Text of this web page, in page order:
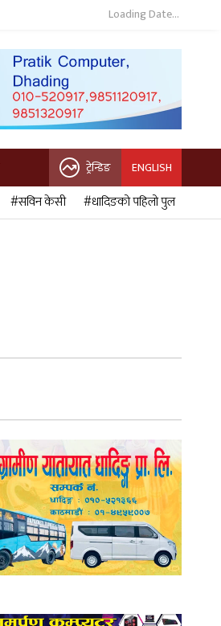
Loading Date...
ट्रेन्डिङ ENGLISH
#सविन केसी #धादिङको पहिलो पुल